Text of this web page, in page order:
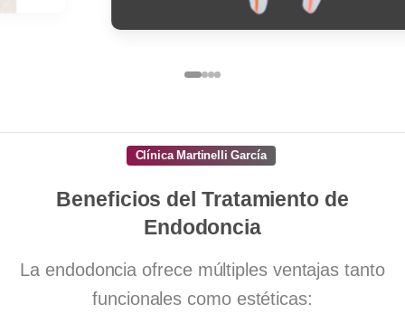
Clínica Martinelli García
Beneficios del Tratamiento de
Endodoncia
La endodoncia ofrece múltiples ventajas tanto
funcionales como estéticas: